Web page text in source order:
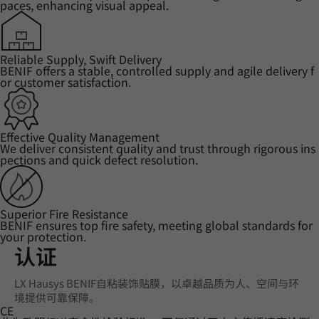
paces, enhancing visual appeal.
Reliable Supply, Swift Delivery
BENIF offers a stable, controlled supply and agile delivery f
or customer satisfaction.
Effective Quality Management
We deliver consistent quality and trust through rigorous ins
pections and quick defect resolution.
Superior Fire Resistance
BENIF ensures top fire safety, meeting global standards for
your protection.
认证
LX Hausys BENIF自粘装饰贴膜，以卓越品质为人、空间与环
境提供可靠保障。
CE